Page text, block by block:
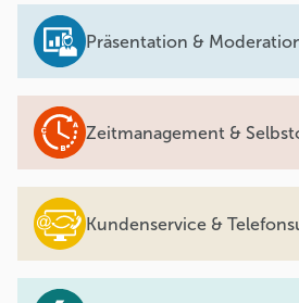
Präsentation &
Zeitmanagement &
Kundenservice &